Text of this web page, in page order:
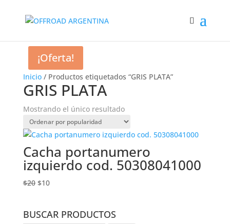
Inicio/ Productos etiquetados “GRIS PLATA”
GRIS PLATA
Mostrando el único resultado
¡Oferta!
Cacha portanumero
izquierdo cod. 50308041000
$20 El
era:
$10El
es:
BUSCAR PRODUCTOS